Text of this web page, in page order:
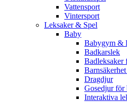
Vattensport
Vintersport
Leksaker & Spel
Baby
Babygym &
Badkarslek
Badleksaker
Dragdjur
Gosedjur för
Interaktiva